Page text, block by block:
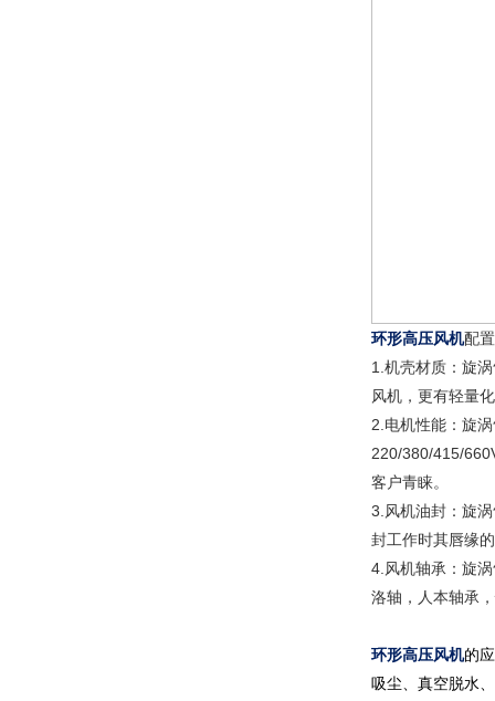
环形高压风机配
1.机壳材质：旋
风机，更有轻量
2.电机性能：旋
220/380/415/
客户青睐。
3.风机油封：旋
封工作时其唇缘
4.风机轴承：旋
洛轴，人本轴承
环形高压风机的
吸尘、真空脱水